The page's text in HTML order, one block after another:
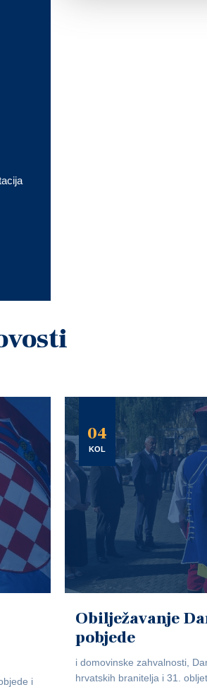
i
04
KOL
Obilježavanje
pobjede
i domovinske zahvalnosti,
hrvatskih branitelja i 31.